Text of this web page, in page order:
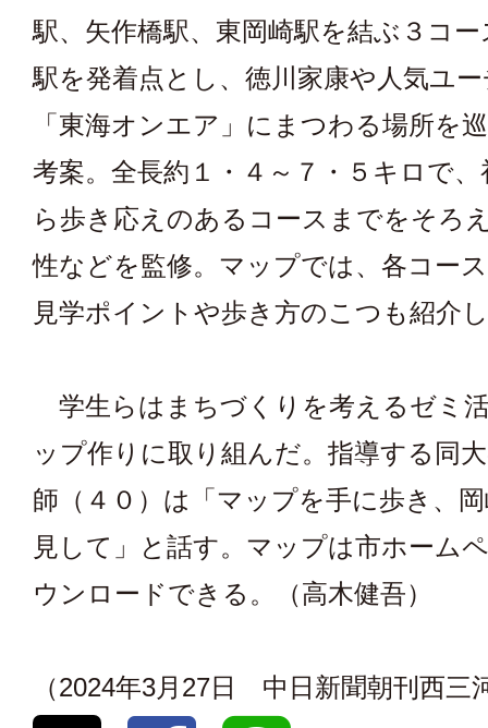
駅、矢作橋駅、東岡崎駅を結ぶ３コ
駅を発着点とし、徳川家康や人気ユ
「東海オンエア」にまつわる場所を
考案。全長約１・４～７・５キロで
ら歩き応えのあるコースまでをそろ
性などを監修。マップでは、各コー
見学ポイントや歩き方のこつも紹介
学生らはまちづくりを考えるゼミ
ップ作りに取り組んだ。指導する同
師（４０）は「マップを手に歩き、
見して」と話す。マップは市ホーム
ウンロードできる。（高木健吾）
（2024年3月27日 中日新聞朝刊西三